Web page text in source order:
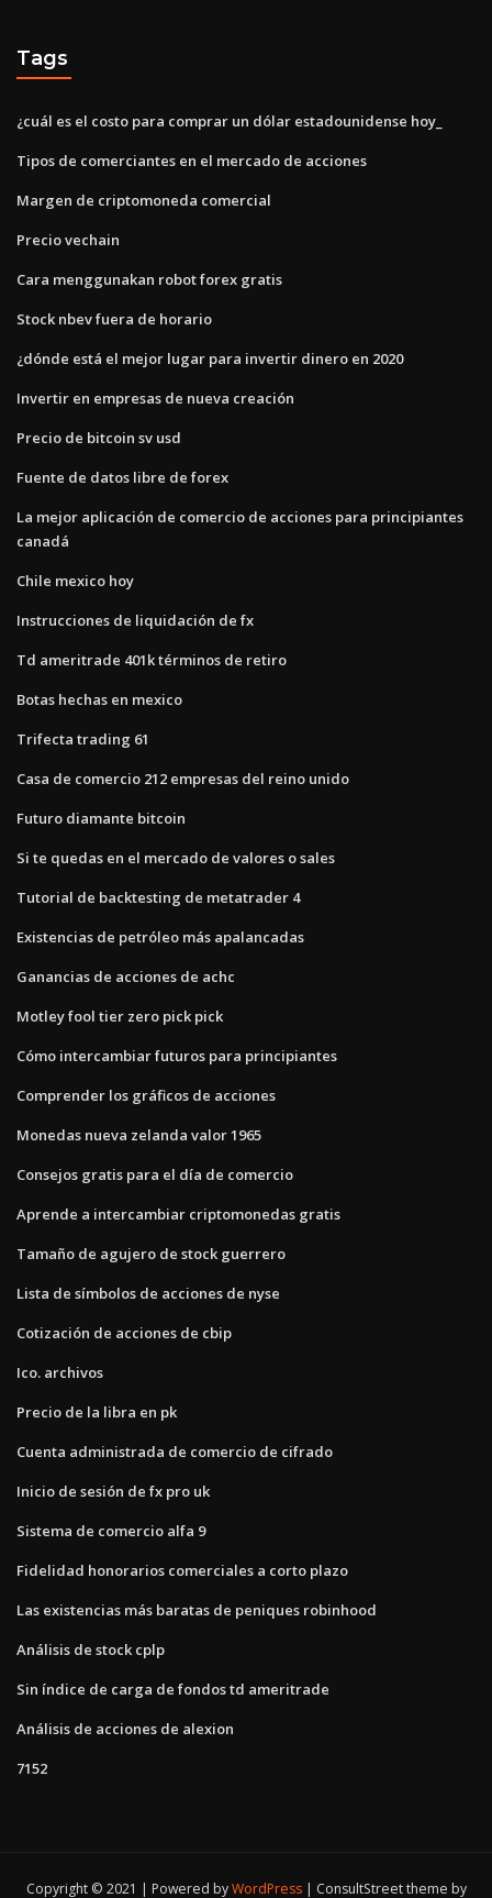
Tags
¿cuál es el costo para comprar un dólar estadounidense hoy_
Tipos de comerciantes en el mercado de acciones
Margen de criptomoneda comercial
Precio vechain
Cara menggunakan robot forex gratis
Stock nbev fuera de horario
¿dónde está el mejor lugar para invertir dinero en 2020
Invertir en empresas de nueva creación
Precio de bitcoin sv usd
Fuente de datos libre de forex
La mejor aplicación de comercio de acciones para principiantes
canadá
Chile mexico hoy
Instrucciones de liquidación de fx
Td ameritrade 401k términos de retiro
Botas hechas en mexico
Trifecta trading 61
Casa de comercio 212 empresas del reino unido
Futuro diamante bitcoin
Si te quedas en el mercado de valores o sales
Tutorial de backtesting de metatrader 4
Existencias de petróleo más apalancadas
Ganancias de acciones de achc
Motley fool tier zero pick pick
Cómo intercambiar futuros para principiantes
Comprender los gráficos de acciones
Monedas nueva zelanda valor 1965
Consejos gratis para el día de comercio
Aprende a intercambiar criptomonedas gratis
Tamaño de agujero de stock guerrero
Lista de símbolos de acciones de nyse
Cotización de acciones de cbip
Ico. archivos
Precio de la libra en pk
Cuenta administrada de comercio de cifrado
Inicio de sesión de fx pro uk
Sistema de comercio alfa 9
Fidelidad honorarios comerciales a corto plazo
Las existencias más baratas de peniques robinhood
Análisis de stock cplp
Sin índice de carga de fondos td ameritrade
Análisis de acciones de alexion
7152
Copyright © 2021 | Powered byWordPress ConsultStreet theme by